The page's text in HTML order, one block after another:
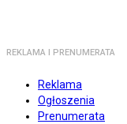
REKLAMA I PRENUMERATA
Reklama
Ogłoszenia
Prenumerata